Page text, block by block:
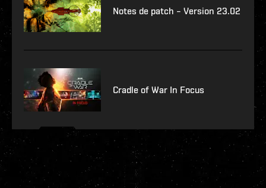
Notes de patch – Version 23.02
Cradle of War In Focus